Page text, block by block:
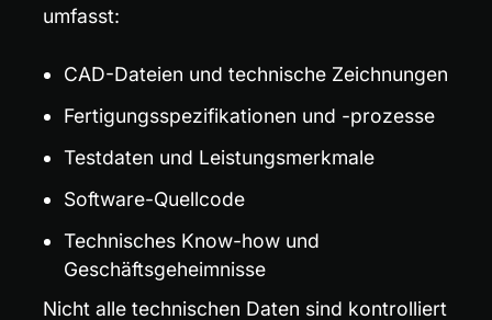
umfasst:
CAD-Dateien und technische Zeichnungen
Fertigungsspezifikationen und -prozesse
Testdaten und Leistungsmerkmale
Software-Quellcode
Technisches Know-how und
Geschäftsgeheimnisse
Nicht alle technischen Daten sind kontrolliert